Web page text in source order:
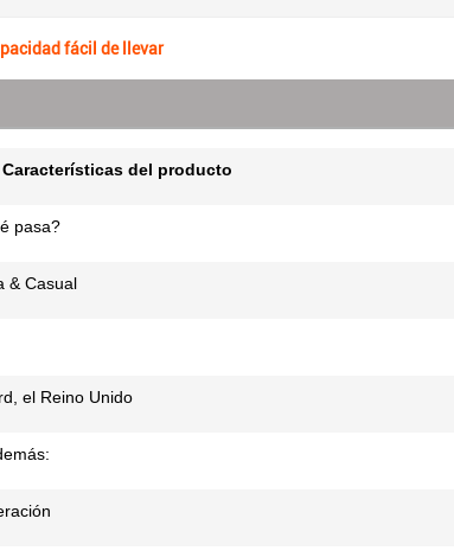
fácil de llevar
Características del producto
pasa?
& Casual
el Reino Unido